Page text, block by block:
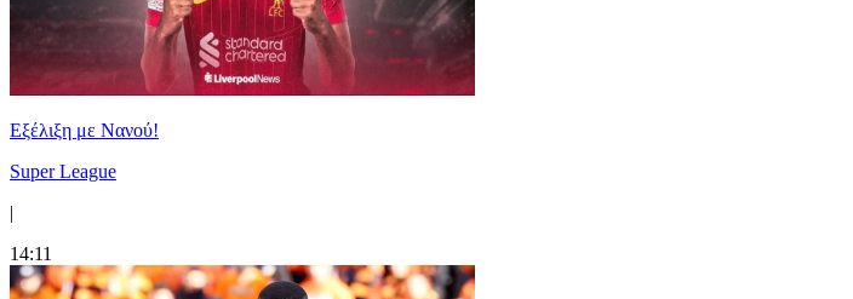
Εξέλιξη με Νανού!
Super League
|
14:11